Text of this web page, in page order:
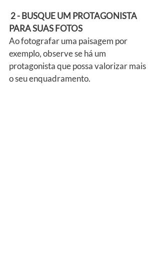
2 - BUSQUE UM PROTAGONISTA
PARA SUAS FOTOS
Ao fotografar uma paisagem por
exemplo, observe se há um
protagonista que possa valorizar mais
o seu enquadramento.